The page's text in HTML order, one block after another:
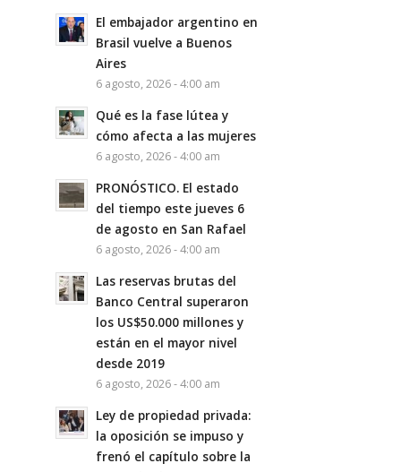
El embajador argentino en
Brasil vuelve a Buenos
Aires
6 agosto, 2026 - 4:00 am
Qué es la fase lútea y
cómo afecta a las mujeres
6 agosto, 2026 - 4:00 am
PRONÓSTICO. El estado
del tiempo este jueves 6
de agosto en San Rafael
6 agosto, 2026 - 4:00 am
Las reservas brutas del
Banco Central superaron
los US$50.000 millones y
están en el mayor nivel
desde 2019
6 agosto, 2026 - 4:00 am
Ley de propiedad privada:
la oposición se impuso y
frenó el capítulo sobre la